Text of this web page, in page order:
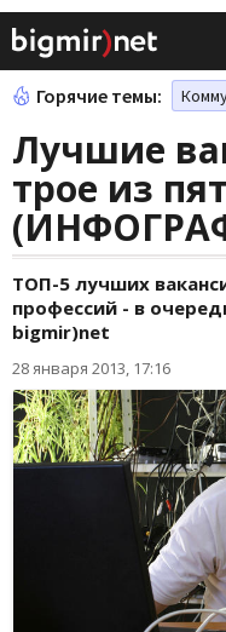
Горячие темы:
Лучшие
трое из
ТОП-5 лучших
профессий - в
bigmir)net
28 января 2013, 17:16